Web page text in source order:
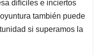
difíciles e inciertos
también puede
si superamos la